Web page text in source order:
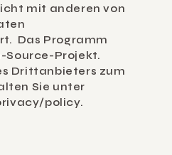
mit anderen von
Das Programm
Source-Projekt.
Drittanbieters zum
Sie unter
policy.